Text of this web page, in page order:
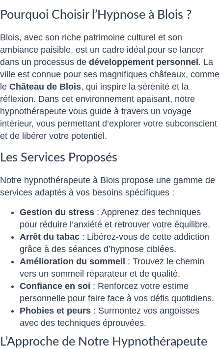
Pourquoi Choisir l’Hypnose à Blois ?
Blois, avec son riche patrimoine culturel et son
ambiance paisible, est un cadre idéal pour se lancer
dans un processus de développement personnel. La
ville est connue pour ses magnifiques châteaux, comme
le Château de Blois, qui inspire la sérénité et la
réflexion. Dans cet environnement apaisant, notre
hypnothérapeute vous guide à travers un voyage
intérieur, vous permettant d’explorer votre subconscient
et de libérer votre potentiel.
Les Services Proposés
Notre hypnothérapeute à Blois propose une gamme de
services adaptés à vos besoins spécifiques :
Gestion du stress : Apprenez des techniques
pour réduire l’anxiété et retrouver votre équilibre.
Arrêt du tabac : Libérez-vous de cette addiction
grâce à des séances d’hypnose ciblées.
Amélioration du sommeil : Trouvez le chemin
vers un sommeil réparateur et de qualité.
Confiance en soi : Renforcez votre estime
personnelle pour faire face à vos défis quotidiens.
Phobies et peurs : Surmontez vos angoisses
avec des techniques éprouvées.
L’Approche de Notre Hypnothérapeute